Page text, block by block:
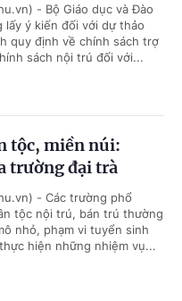
- Bộ Giáo dục và Đào
lấy ý kiến đối với dự thảo
quy định về chính sách trợ
sách nội trú đối với...
tộc, miền núi:
trường đại trà
- Các trường phổ
tộc nội trú, bán trú thường
nhỏ, phạm vi tuyển sinh
hiện những nhiệm vụ...